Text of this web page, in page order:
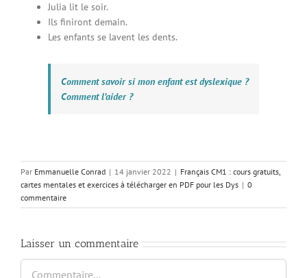
Julia lit le soir.
Ils finiront demain.
Les enfants se lavent les dents.
Comment savoir si mon enfant est dyslexique ?
Comment l’aider ?
Par Emmanuelle Conrad | 14 janvier 2022 | Français CM1 : cours gratuits,
cartes mentales et exercices à télécharger en PDF pour les Dys | 0
commentaire
Laisser un commentaire
Commentaire